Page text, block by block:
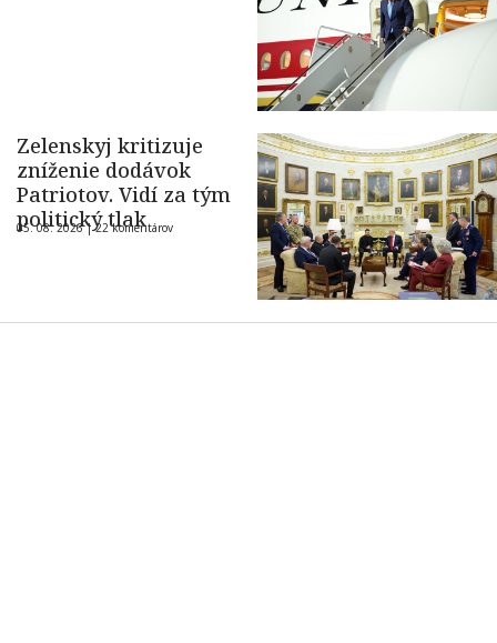
Zelenskyj kritizuje
zníženie dodávok
Patriotov. Vidí za tým
politický tlak
05. 08. 2026 |22 komentárov